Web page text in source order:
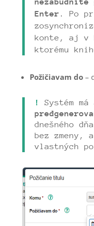
nezabudnite
Enter . Po
konte, aj v
ktorému
Požičiavam do–
!
Systém
dnešného
bez zmeny,
vlastných